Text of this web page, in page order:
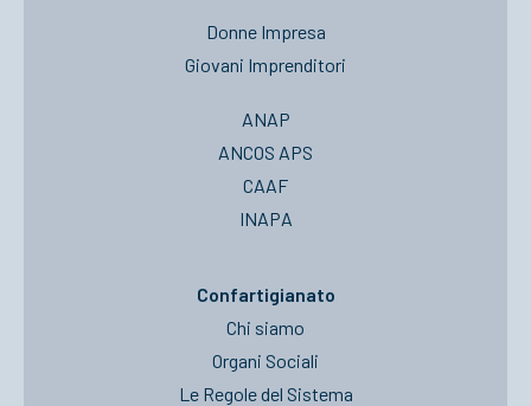
Donne Impresa
Giovani Imprenditori
ANAP
ANCOS APS
CAAF
INAPA
Confartigianato
Chi siamo
Organi Sociali
Le Regole del Sistema